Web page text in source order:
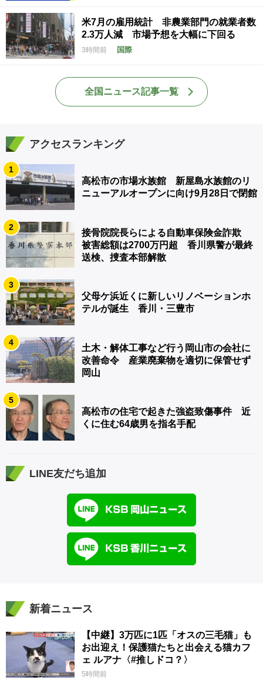
米7月の雇用統計 非農業部門の就業者数
2.3万人減 市場予想を大幅に下回る
3時間前 国際
全国ニュース記事一覧
アクセスランキング
1
高松市の市場水族館 新屋島水族館のリ
ニューアルオープンに向け9月28日で閉館
2
接骨院院長らによる自動車保険金詐欺
被害総額は2700万円超 香川県警が最終
送検、捜査本部解散
3
父母ケ浜近くに新しいリノベーションホ
テルが誕生 香川・三豊市
4
土木・解体工事など行う岡山市の会社に
改善命令 産業廃棄物を適切に保管せず
岡山
5
高松市の住宅で起きた強盗致傷事件 近
くに住む64歳男を指名手配
LINE友だち追加
新着ニュース
【中継】3万匹に1匹「オスの三毛猫」も
お出迎え！保護猫たちと出会える猫カフ
ェ ルアナ〈#推しドコ？〉
5時間前